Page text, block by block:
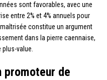
sont favorables, avec une
entre 2% et 4% annuels pour
constitue un argument
dans la pierre caennaise,
value.
promoteur de